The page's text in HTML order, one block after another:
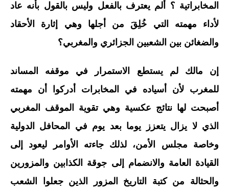
المخابراتية ؟ ألم يعترف بالفعل وليس بالقول بأنه عاد
لأداء مهمته التي خُلِقَ من أجلها وهي إثارة الأحقاد
والضغائن بين الشعبين الجزائري والمغربي؟
إن مالك لم يستطع الاستمرار في موقفه المساند
للمغرب لأن أسياده في المخابرات أدركوا أن مهمته
أصبحت لها نتائج عكسية وهي تقوية الموقف المغربي
الذي لا يزال يتعزز يوما بعد يوم في المحافل الدولية
وخاصة مجلس الأمن، لذلك جاءته الأوامر ليعود إلى
القيادة العامة والانضمام إلى جوقة الكذابين والمزورين
والحثالة من كتبة التاريخ المزور الذين جعلوا الشعب